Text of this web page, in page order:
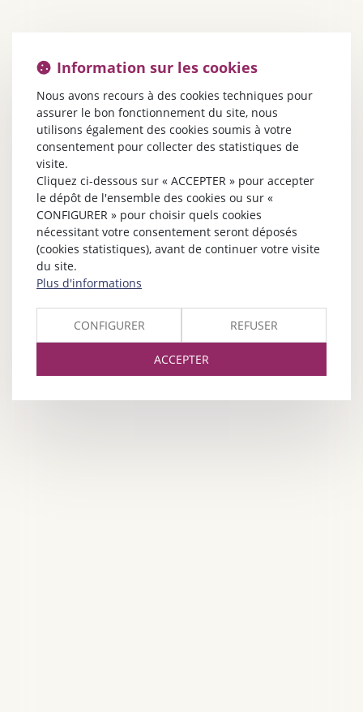
Information sur les cookies
Nous avons recours à des cookies techniques pour
assurer le bon fonctionnement du site, nous
utilisons également des cookies soumis à votre
consentement pour collecter des statistiques de
visite.
Cliquez ci-dessous sur « ACCEPTER » pour accepter
le dépôt de l'ensemble des cookies ou sur «
CONFIGURER » pour choisir quels cookies
nécessitant votre consentement seront déposés
(cookies statistiques), avant de continuer votre visite
du site.
Plus d'informations
CONFIGURER REFUSER
ACCEPTER